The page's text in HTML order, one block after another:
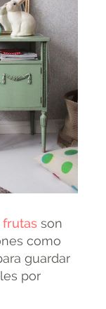
frutas son
como
guardar
por